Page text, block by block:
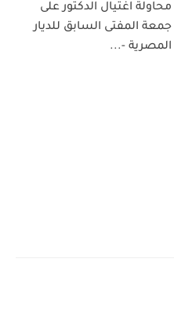
محاولة اغتيال الدكتور على
جمعة المفتى السابق للديار
المصرية -...